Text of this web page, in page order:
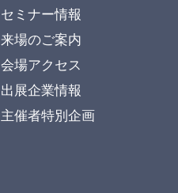
セミナー情報
来場のご案内
会場アクセス
出展企業情報
主催者特別企画